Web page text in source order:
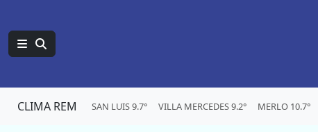
CLIMA REM SAN LUIS 9.7° VILLA MERCEDES 9.2° MERLO 10.7°